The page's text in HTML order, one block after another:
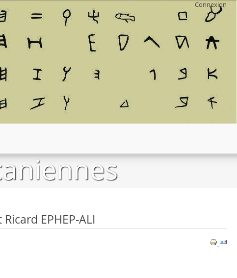
Connexion
EPHEP-ALI